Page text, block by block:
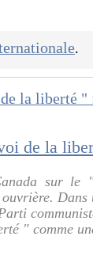
.
sur
" comme